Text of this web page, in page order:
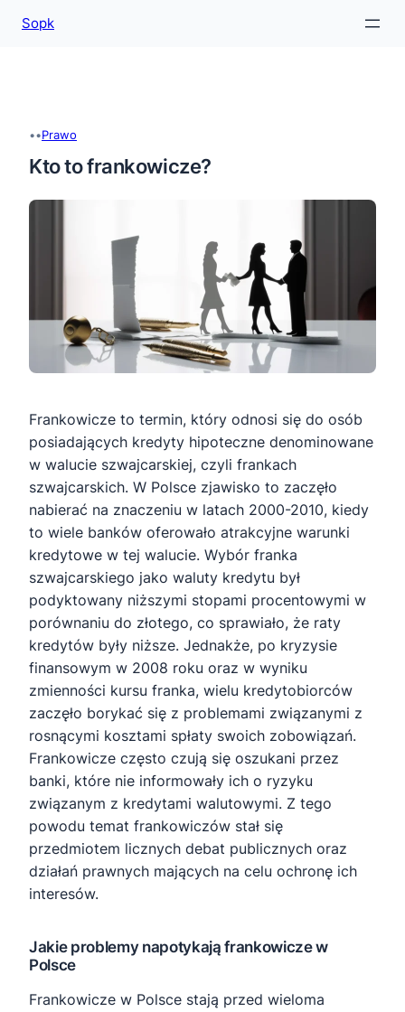
treści
Sopk
••Prawo
Kto to frankowicze?
Frankowicze to termin, który odnosi się do osób
posiadających kredyty hipoteczne denominowane
w walucie szwajcarskiej, czyli frankach
szwajcarskich. W Polsce zjawisko to zaczęło
nabierać na znaczeniu w latach 2000-2010, kiedy
to wiele banków oferowało atrakcyjne warunki
kredytowe w tej walucie. Wybór franka
szwajcarskiego jako waluty kredytu był
podyktowany niższymi stopami procentowymi w
porównaniu do złotego, co sprawiało, że raty
kredytów były niższe. Jednakże, po kryzysie
finansowym w 2008 roku oraz w wyniku
zmienności kursu franka, wielu kredytobiorców
zaczęło borykać się z problemami związanymi z
rosnącymi kosztami spłaty swoich zobowiązań.
Frankowicze często czują się oszukani przez
banki, które nie informowały ich o ryzyku
związanym z kredytami walutowymi. Z tego
powodu temat frankowiczów stał się
przedmiotem licznych debat publicznych oraz
działań prawnych mających na celu ochronę ich
interesów.
Jakie problemy napotykają frankowicze w
Polsce
Frankowicze w Polsce stają przed wieloma